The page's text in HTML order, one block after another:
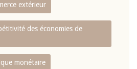
extérieur
des économies de
monétaire